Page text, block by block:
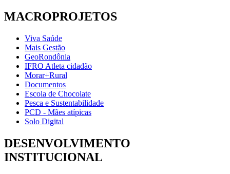
MACROPROJETOS
Viva Saúde
Mais Gestão
GeoRondônia
IFRO Atleta cidadão
Morar+Rural
Documentos
Escola de Chocolate
Pesca e Sustentabilidade
PCD - Mães atípicas
Solo Digital
DESENVOLVIMENTO
INSTITUCIONAL